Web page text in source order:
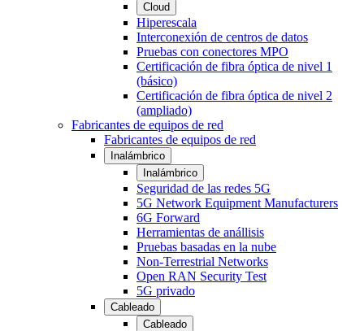
Cloud
Hiperescala
Interconexión de centros de datos
Pruebas con conectores MPO
Certificación de fibra óptica de nivel 1
(básico)
Certificación de fibra óptica de nivel 2
(ampliado)
Fabricantes de equipos de red
Fabricantes de equipos de red
Inalámbrico
Inalámbrico
Seguridad de las redes 5G
5G Network Equipment Manufacturers
6G Forward
Herramientas de anállisis
Pruebas basadas en la nube
Non-Terrestrial Networks
Open RAN Security Test
5G privado
Cableado
Cableado